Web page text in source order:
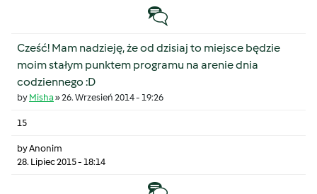
Temat zwyczajny
Cześć! Mam nadzieję, że od dzisiaj to miejsce będzie
moim stałym punktem programu na arenie dnia
codziennego :D
by Misha »26. Wrzesień 2014 - 19:26
15
byAnonim
28. Lipiec 2015 - 18:14
Temat zwyczajny